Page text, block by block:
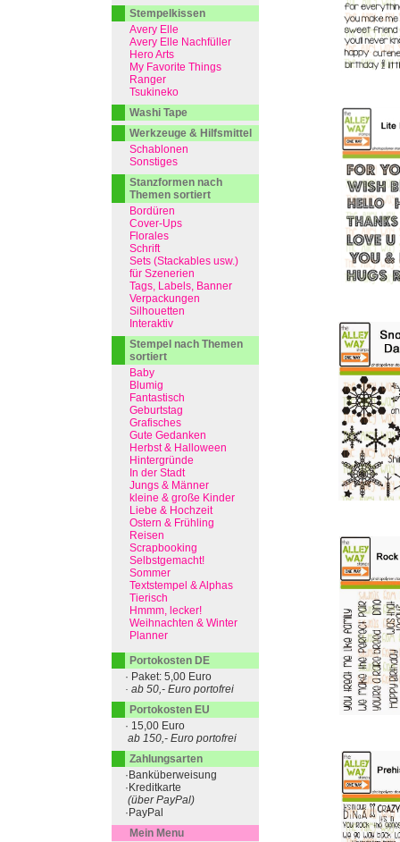
Stempelkissen
Avery Elle
Avery Elle Nachfüller
Hero Arts
My Favorite Things
Ranger
Tsukineko
Washi Tape
Werkzeuge & Hilfsmittel
Schablonen
Sonstiges
Stanzformen nach
Themen sortiert
Bordüren
Cover-Ups
Florales
Schrift
Sets (Stackables usw.)
für Szenerien
Tags, Labels, Banner
Verpackungen
Silhouetten
Interaktiv
Stempel nach Themen
sortiert
Baby
Blumig
Fantastisch
Geburtstag
Grafisches
Gute Gedanken
Herbst & Halloween
Hintergründe
In der Stadt
Jungs & Männer
kleine & große Kinder
Liebe & Hochzeit
Ostern & Frühling
Reisen
Scrapbooking
Selbstgemacht!
Sommer
Textstempel & Alphas
Tierisch
Hmmm, lecker!
Weihnachten & Winter
Planner
Portokosten DE
· Paket: 5,00 Euro
· ab 50,- Euro portofrei
Portokosten EU
· 15,00 Euro
ab 150,- Euro portofrei
Zahlungsarten
·Banküberweisung
·Kreditkarte
(über PayPal)
·PayPal
Mein Menu